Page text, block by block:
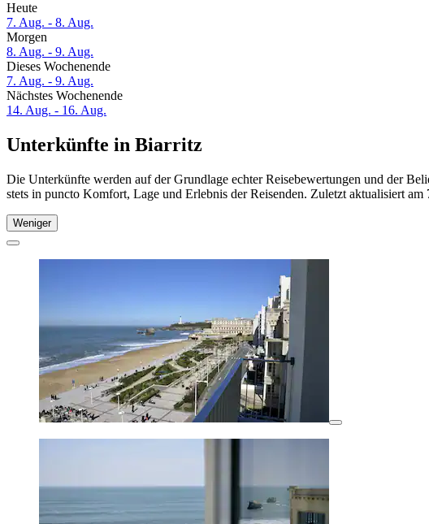
Heute
7. Aug. - 8. Aug.
Morgen
8. Aug. - 9. Aug.
Dieses Wochenende
7. Aug. - 9. Aug.
Nächstes Wochenende
14. Aug. - 16. Aug.
Unterkünfte in Biarritz
Die Unterkünfte werden auf der Grundlage echter Reisebewertungen und der
stets in puncto Komfort, Lage und Erlebnis der Reisenden. Zuletzt aktualisiert am
Weniger